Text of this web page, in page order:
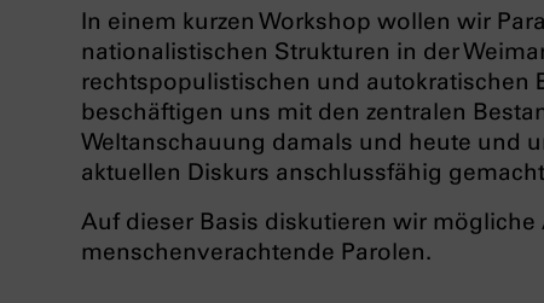
In einem kurzen Workshop wollen wir
nationalistischen Strukturen in der
rechtspopulistischen und autokratischen
beschäftigen uns mit den zentralen
Weltanschauung damals und heute und
aktuellen Diskurs anschlussfähig
Auf dieser Basis diskutieren wir
menschenverachtende Parolen.